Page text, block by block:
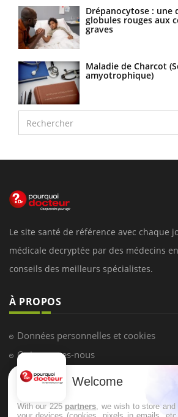
Drépanocytose : une
globules rouges aux
graves
Maladie de Charcot
amyotrophique)
Le site santé de référence avec chaque
médicale decryptée par des médecins
conseils des meilleurs spécialistes.
À PROPOS
Données personnelles et cookies
Qui sommes-nous
Conditions d'utilisation
Mentions Légales
Welcome
With our 225 partners , we wish to store
your devices (cookies, pixels in emails,